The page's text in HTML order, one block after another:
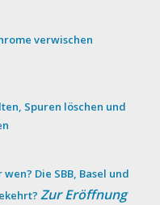
verwischen
Spuren löschen und
Die SBB, Basel und
Zur Eröffnung